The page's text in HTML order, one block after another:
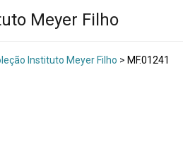
Meyer Filho
Instituto Meyer Filho > MF.01241